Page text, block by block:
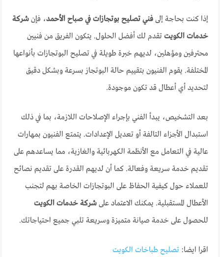
إذا كنت بحاجة إلىفني تصليح بوتجازات في صباح الأحمد، فإنشركة
خدمات الكويت تقدم لك أفضل الحلول. يتكون الفريق من فنيين
محترفين ومؤهلين، لديهم خبرة طويلة في تصليح البوتجازات بأنواعها
المختلفة. يقوم الفنيون بتقييم حالة البوتجاز بسرعة وبشكل دقيق
لتحديد أي أعطال قد تكون موجودة.
بعد التشخيص، يبدأ الفني بإجراء الإصلاحات اللازمة، بما في ذلك
استبدال الأجزاء التالفة أو تعديل الإعدادات. يتمتع الفنيون بمهارات
عالية في التعامل مع الأنظمة الكهربائية والغازية، مما يساعدهم على
تقديم خدمة سريعة وفعالة. كما أن لديهم القدرة على تقديم نصائح
للعملاء حول كيفية الحفاظ على البوتجازات الخاصة بهم لتجنب
الأعطال المستقبلية. يمكنك الاعتماد علىشركة خدمات الكويت
للحصول على خدمة صيانة متميزة وسريعة تلبي جميع احتياجاتك.
اقرا ايضا:تصليح طباخات الكويت